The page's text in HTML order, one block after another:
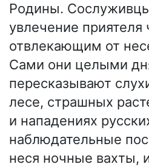
Родины.
увлечение приятеля
отвлекающим от
Сами они целыми
пересказывают
лесе, страшных
и нападениях
наблюдательные
неся ночные вахты,